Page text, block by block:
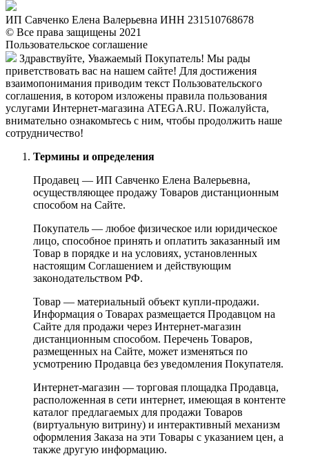
ИП Савченко Елена Валерьевна ИНН 231510768678
© Все права защищены 2021
Пользовательское соглашение
Здравствуйте, Уважаемый Покупатель! Мы рады
приветствовать вас на нашем сайте! Для достижения
взаимопонимания приводим текст Пользовательского
соглашения, в котором изложены правила пользования
услугами Интернет-магазина ATEGA.RU. Пожалуйста,
внимательно ознакомьтесь с ним, чтобы продолжить наше
сотрудничество!
Термины и определения
Продавец — ИП Савченко Елена Валерьевна,
осуществляющее продажу Товаров дистанционным
способом на Сайте.
Покупатель — любое физическое или юридическое
лицо, способное принять и оплатить заказанный им
Товар в порядке и на условиях, установленных
настоящим Соглашением и действующим
законодательством РФ.
Товар — материальный объект купли-продажи.
Информация о Товарах размещается Продавцом на
Сайте для продажи через Интернет-магазин
дистанционным способом. Перечень Товаров,
размещенных на Сайте, может изменяться по
усмотрению Продавца без уведомления Покупателя.
Интернет-магазин — торговая площадка Продавца,
расположенная в сети интернет, имеющая в контенте
каталог предлагаемых для продажи Товаров
(виртуальную витрину) и интерактивный механизм
оформления Заказа на эти Товары с указанием цен, а
также другую информацию.